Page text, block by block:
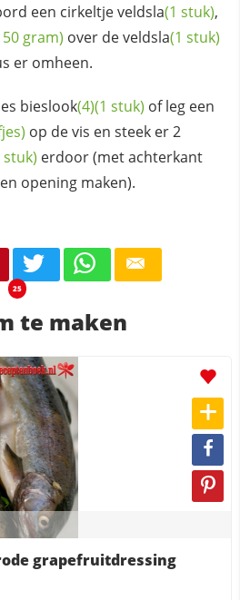
een cirkeltjeveldsla(1 stuk),
gram) over develdsla(1 stuk)
er omheen.
bieslook(4)(1 stuk) of leg een
op de vis en steek er 2
stuk) erdoor (met achterkant
opening maken).
25
te maken
grapefruitdressing